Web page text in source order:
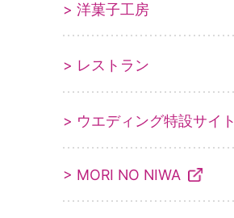
> 洋菓子工房
> レストラン
> ウエディング特設サイト
> MORI NO NIWA